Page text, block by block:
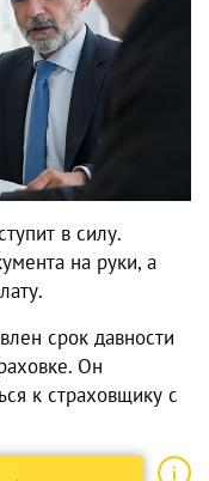
в силу.
на руки, а
срок давности
Он
к страховщику с